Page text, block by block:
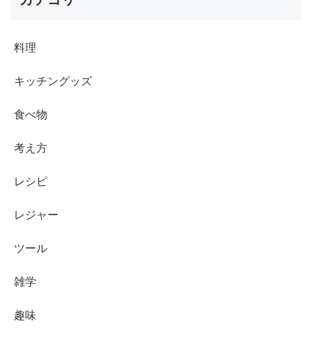
料理
キッチングッズ
食べ物
考え方
レシピ
レジャー
ツール
雑学
趣味